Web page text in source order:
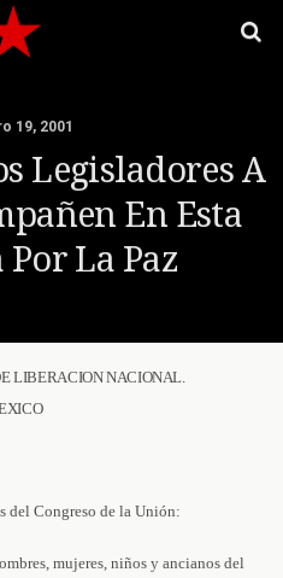
19, 2001
Legisladores A
En Esta
La Paz
LIBERACION NACIONAL.
del Congreso de la Unión:
mujeres, niños y ancianos del